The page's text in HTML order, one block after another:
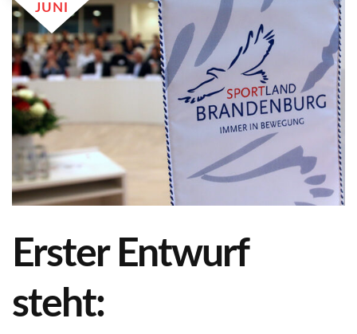
JUNI
Erster Entwurf
steht: